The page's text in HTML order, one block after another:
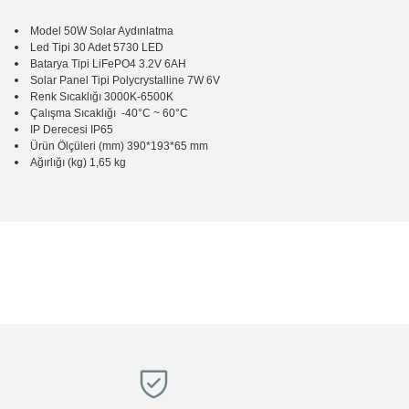
Model 50W Solar Aydınlatma
Led Tipi 30 Adet 5730 LED
Batarya Tipi LiFePO4 3.2V 6AH
Solar Panel Tipi Polycrystalline 7W 6V
Renk Sıcaklığı 3000K-6500K
Çalışma Sıcaklığı -40°C ~ 60°C
IP Derecesi
IP65
Ürün Ölçüleri (mm) 390*193*65 mm
Ağırlığı (kg) 1,65 kg
Bu ürüne benzer farklı alternatifler olmalı.